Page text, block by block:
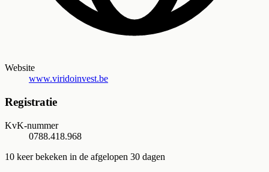
Website
www.viridoinvest.be
Registratie
KvK-nummer
0788.418.968
10 keer bekeken in de afgelopen 30 dagen